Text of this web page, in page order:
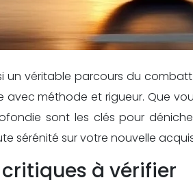
véritable parcours du
méthode et rigueur. Que
sont les clés pour
sérénité sur votre nouvelle
à vérifier